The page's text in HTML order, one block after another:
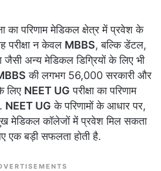
का परिणाम मेडिकल क्षेत्र में प्रवेश के
परीक्षा न केवल MBBS, बल्कि डेंटल,
जैसी अन्य मेडिकल डिग्रियों के लिए भी
की लगभग 56,000 सरकारी और
लिए NEET UG परीक्षा का परिणाम
NEET UG के परिणामों के आधार पर,
मेडिकल कॉलेजों में प्रवेश मिल सकता
एक बड़ी सफलता होती है.